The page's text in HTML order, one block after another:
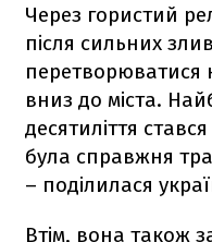
Через гористий
після сильних
перетворюватися
вниз до міста.
десятиліття
була справжня
– поділилася
Втім, вона також